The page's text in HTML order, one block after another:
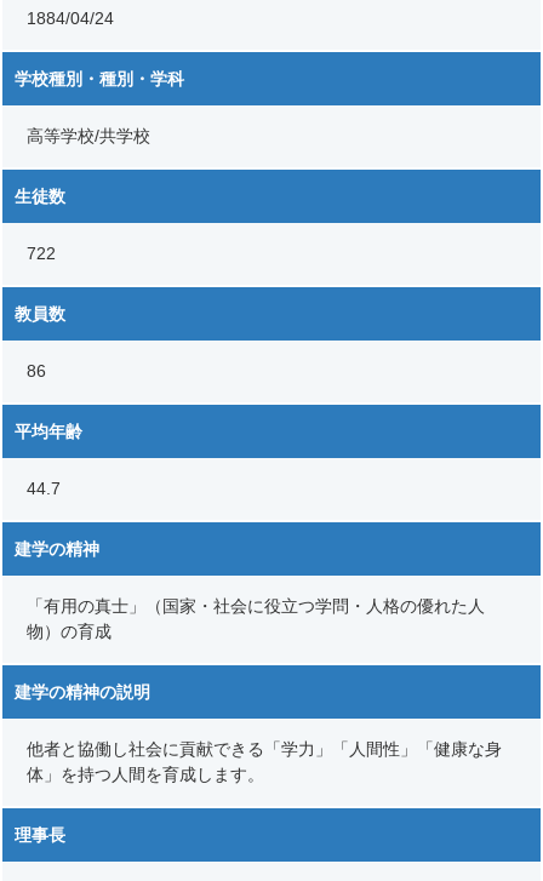
1884/04/24
学校種別・種別・学科
高等学校/共学校
生徒数
722
教員数
86
平均年齢
44.7
建学の精神
「有用の真士」（国家・社会に役立つ学問・人格の優れた人
物）の育成
建学の精神の説明
他者と協働し社会に貢献できる「学力」「人間性」「健康な身
体」を持つ人間を育成します。
理事長